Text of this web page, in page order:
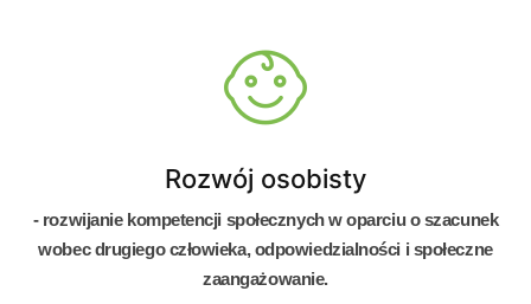
Rozwój osobisty
- rozwijanie kompetencji społecznych w oparciu o szacunek
wobec drugiego człowieka, odpowiedzialności i społeczne
zaangażowanie.